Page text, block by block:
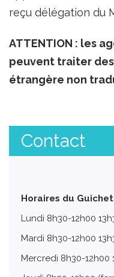
reçu délégation du
ATTENTION : les
peuvent traiter
étrangère non
Contact
Horaires du
Lundi 8h30-12h00
Mardi 8h30-12h00
Mercredi 8h30-12h00